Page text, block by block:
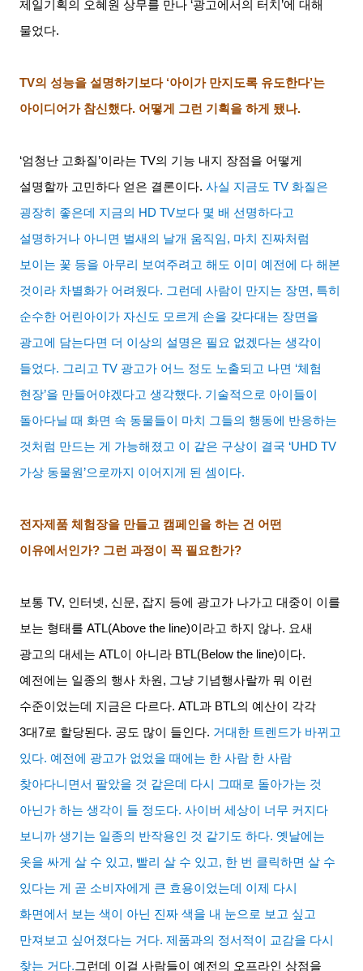
제일기획의 오혜원 상무를 만나 ‘광고에서의 터치 ’에 대해
물었다.
TV의 성능을 설명하기보다‘아이가 만지도록 유도한다’는
아이디어가 참신했다. 어떻게 그런 기획을 하게 됐나.
‘엄청난 고화질’이라는 TV의 기능 내지 장점을 어떻게
설명할까 고민하다 얻은 결론이다.사실 지금도 TV 화질은
굉장히 좋은데 지금의
HD TV보다 몇 배 선명하다고
설명하거나 아니면 벌새의 날개 움직임, 마치 진짜처럼
보이는 꽃 등을 아무리 보여주려고 해도 이미 예전에 다 해본
것이라 차별화가 어려웠다. 그런데 사람이 만지는 장면 , 특히
순수한 어린아이가 자신도 모르게 손을 갖다대는 장면을
광고에 담는다면 더 이상의 설명은 필요 없겠다는 생각이
들었다. 그리고 TV 광고가 어느 정도 노출되고 나면 ‘체험
현장’을 만들어야겠다고 생각했다. 기술적으로 아이들이
돌아다닐 때 화면 속 동물들이 마치 그들의 행동에 반응하는
것처럼 만드는 게 가능해졌고 이 같은 구상이 결국 ‘UHD TV
가상 동물원 ’으로까지 이어지게 된 셈이다.
전자제품 체험장을 만들고 캠페인을 하는 건 어떤
이유에서인가? 그런 과정이 꼭 필요한가?
보통 TV, 인터넷, 신문, 잡지 등에 광고가 나가고 대중이 이를
보는 형태를 ATL(Above the line)이라고 하지 않나. 요새
광고의 대세는 ATL이 아니라 BTL(Below the line)이다.
예전에는 일종의 행사 차원 , 그냥 기념행사랄까 뭐 이런
수준이었는데 지금은 다르다. ATL과 BTL의 예산이 각각
3대7로 할당된다. 공도 많이 들인다. 거대한 트렌드가 바뀌고
있다.예전에 광고가 없었을 때에는 한 사람 한 사람
찾아다니면서 팔았을 것 같은데 다시 그때로 돌아가는 것
아닌가 하는 생각이 들 정도다.사이버 세상이 너무 커지다
보니까 생기는 일종의 반작용인 것 같기도 하다. 옛날에는
옷을 싸게 살 수 있고, 빨리 살 수 있고, 한 번 클릭하면 살 수
있다는 게 곧 소비자에게 큰 효용이었는데 이제 다시
화면에서 보는 색이 아닌 진짜 색을 내 눈으로 보고 싶고
만져보고 싶어졌다는 거다.제품과의 정서적이 교감을 다시
찾는 거다.그런데 이걸 사람들이 예전의 오프라인 상점을